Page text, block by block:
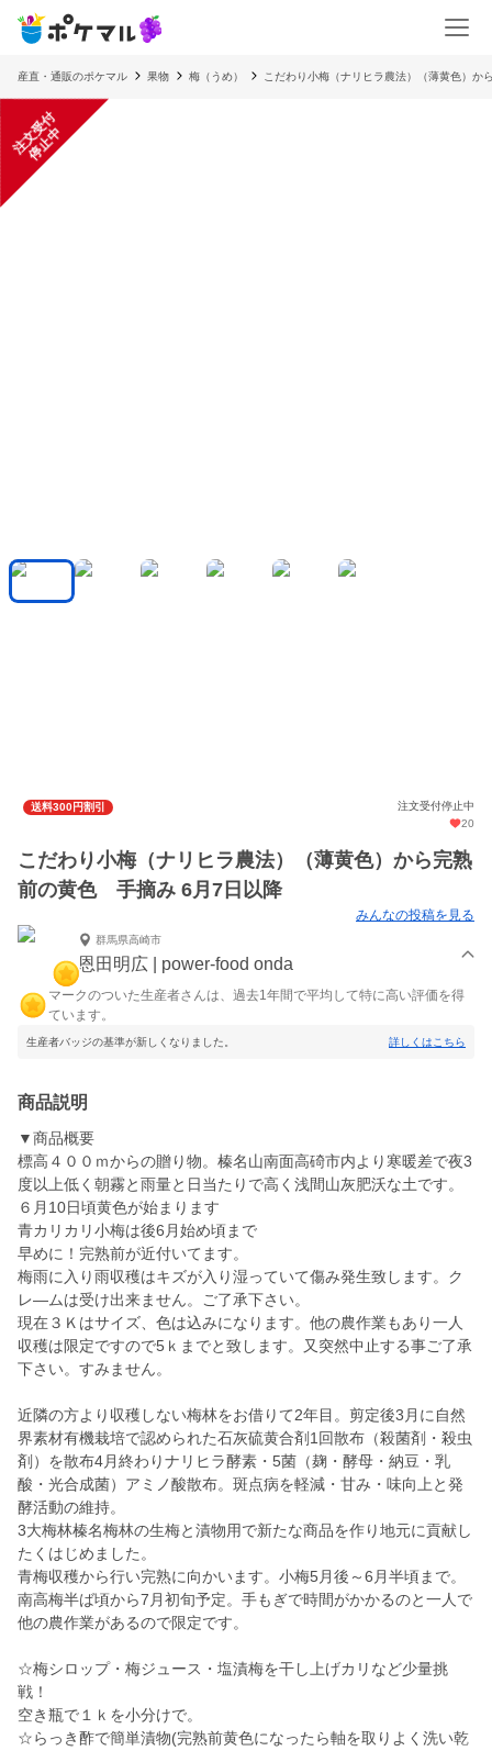
産直・通販のポケマル 果物 梅（うめ） こだわり小梅（ナリヒラ農法）（薄黄色）
注
文
受
付
停
止
中
送料300円割引
注文受付停止中
20
こだわり小梅（ナリヒラ農法）（薄黄色）から完熟
前の黄色 手摘み 6月7日以降
みんなの投稿を見る
群馬県高崎市
恩田明広 | power-food onda
マークのついた生産者さんは、過去1年間で平均して特に高い評価を得
ています。
生産者バッジの基準が新しくなりました。 詳しくはこちら
商品説明
▼商品概要
標高４００ｍからの贈り物。榛名山南面高碕市内より寒暖差で夜3
度以上低く朝霧と雨量と日当たりで高く浅間山灰肥沃な土です。
６月10日頃黄色が始まります
青カリカリ小梅は後6月始め頃まで
早めに！完熟前が近付いてます。
梅雨に入り雨収穫はキズが入り湿っていて傷み発生致します。ク
レ―ムは受け出来ません。ご了承下さい。
現在３Ｋはサイズ、色は込みになります。他の農作業もあり一人
収穫は限定ですので5ｋまでと致します。又突然中止する事ご了承
下さい。すみません。
近隣の方より収穫しない梅林をお借りて2年目。剪定後3月に自然
界素材有機栽培で認められた石灰硫黄合剤1回散布（殺菌剤・殺虫
剤）を散布4月終わりナリヒラ酵素・5菌（麹・酵母・納豆・乳
酸・光合成菌）アミノ酸散布。斑点病を軽減・甘み・味向上と発
酵活動の維持。
3大梅林榛名梅林の生梅と漬物用で新たな商品を作り地元に貢献し
たくはじめました。
青梅収穫から行い完熟に向かいます。小梅5月後～6月半頃まで。
南高梅半ば頃から7月初旬予定。手もぎで時間がかかるのと一人で
他の農作業があるので限定です。
☆梅シロップ・梅ジュース・塩漬梅を干し上げカリなど少量挑
戦！
空き瓶で１ｋを小分けで。
☆らっき酢で簡単漬物(完熟前黄色になったら軸を取りよく洗い乾